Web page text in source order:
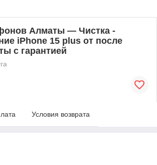
Алматы — Чистка -
iPhone 15 plus от после
с гарантией
Условия возврата